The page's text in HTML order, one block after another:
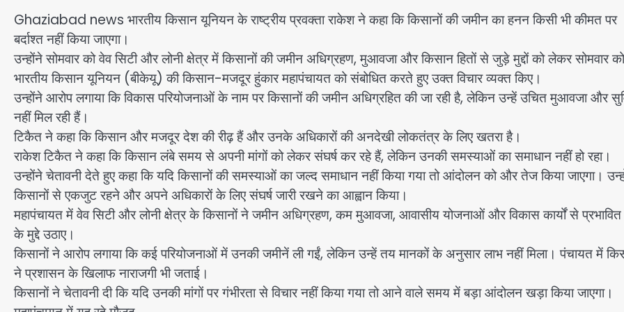
Ghaziabad news भारतीय किसान यूनियन के राष्ट्रीय प्रवक्ता राकेश ने कहा कि किसानों की जमीन का हनन किसी भी कीमत पर
बर्दाश्त नहीं किया जाएगा।
उन्होंने सोमवार को वेव सिटी और लोनी क्षेत्र में किसानों की जमीन अधिग्रहण, मुआवजा और किसान हितों से जुड़े मुद्दों को लेकर सोमवार को
भारतीय किसान यूनियन (बीकेयू) की किसान-मजदूर हुंकार महापंचायत को संबोधित करते हुए उक्त विचार व्यक्त किए।
उन्होंने आरोप लगाया कि विकास परियोजनाओं के नाम पर किसानों की जमीन अधिग्रहित की जा रही है, लेकिन उन्हें उचित मुआवजा और
नहीं मिल रही हैं।
टिकैत ने कहा कि किसान और मजदूर देश की रीढ़ हैं और उनके अधिकारों की अनदेखी लोकतंत्र के लिए खतरा है।
राकेश टिकैत ने कहा कि किसान लंबे समय से अपनी मांगों को लेकर संघर्ष कर रहे हैं, लेकिन उनकी समस्याओं का समाधान नहीं हो रहा।
उन्होंने चेतावनी देते हुए कहा कि यदि किसानों की समस्याओं का जल्द समाधान नहीं किया गया तो आंदोलन को और तेज किया जाएगा।
किसानों से एकजुट रहने और अपने अधिकारों के लिए संघर्ष जारी रखने का आह्वान किया।
महापंचायत में वेव सिटी और लोनी क्षेत्र के किसानों ने जमीन अधिग्रहण, कम मुआवजा, आवासीय योजनाओं और विकास कार्यों से प्रभावित
के मुद्दे उठाए।
किसानों ने आरोप लगाया कि कई परियोजनाओं में उनकी जमीनें ली गईं, लेकिन उन्हें तय मानकों के अनुसार लाभ नहीं मिला। पंचायत में
ने प्रशासन के खिलाफ नाराजगी भी जताई।
किसानों ने चेतावनी दी कि यदि उनकी मांगों पर गंभीरता से विचार नहीं किया गया तो आने वाले समय में बड़ा आंदोलन खड़ा किया जाएगा।